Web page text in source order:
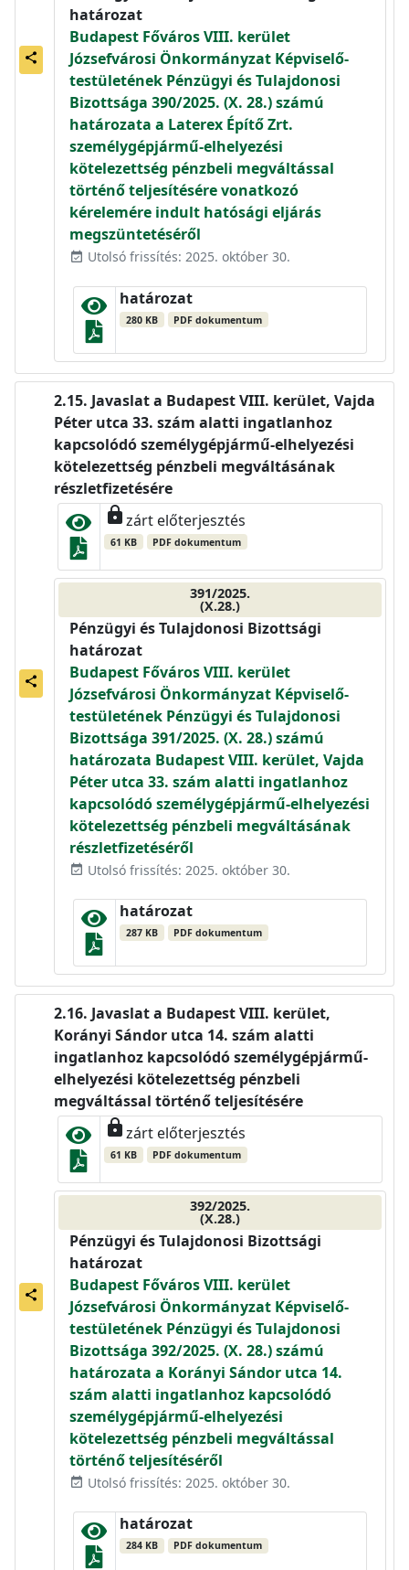
share
határozat
Budapest Főváros VIII. kerület
Józsefvárosi Önkormányzat Képviselő-
testületének Pénzügyi és Tulajdonosi
Bizottsága 390/2025. (X. 28.) számú
határozata a Laterex Építő Zrt.
személygépjármű-elhelyezési
kötelezettség pénzbeli megváltással
történő teljesítésére vonatkozó
kérelemére indult hatósági eljárás
megszüntetéséről
event_available Utolsó frissítés: 2025. október 30.
határozat
280 KB PDF dokumentum
share
Javaslat a Budapest VIII. kerület, Vajda
Péter utca 33. szám alatti ingatlanhoz
kapcsolódó személygépjármű-elhelyezési
kötelezettség pénzbeli megváltásának
részletfizetésére
lockzárt előterjesztés
61 KB PDF dokumentum
391/2025.
(X.28.)
Pénzügyi és Tulajdonosi Bizottsági
határozat
Budapest Főváros VIII. kerület
Józsefvárosi Önkormányzat Képviselő-
testületének Pénzügyi és Tulajdonosi
Bizottsága 391/2025. (X. 28.) számú
határozata Budapest VIII. kerület, Vajda
Péter utca 33. szám alatti ingatlanhoz
kapcsolódó személygépjármű-elhelyezési
kötelezettség pénzbeli megváltásának
részletfizetéséről
event_available Utolsó frissítés: 2025. október 30.
határozat
287 KB PDF dokumentum
share
Javaslat a Budapest VIII. kerület,
Korányi Sándor utca 14. szám alatti
ingatlanhoz kapcsolódó személygépjármű-
elhelyezési kötelezettség pénzbeli
megváltással történő teljesítésére
lockzárt előterjesztés
61 KB PDF dokumentum
392/2025.
(X.28.)
Pénzügyi és Tulajdonosi Bizottsági
határozat
Budapest Főváros VIII. kerület
Józsefvárosi Önkormányzat Képviselő-
testületének Pénzügyi és Tulajdonosi
Bizottsága 392/2025. (X. 28.) számú
határozata a Korányi Sándor utca 14.
szám alatti ingatlanhoz kapcsolódó
személygépjármű-elhelyezési
kötelezettség pénzbeli megváltással
történő teljesítéséről
event_available Utolsó frissítés: 2025. október 30.
határozat
284 KB PDF dokumentum